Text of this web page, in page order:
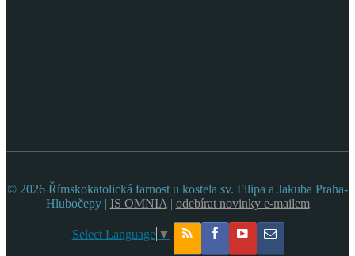
© 2026 Římskokatolická farnost u kostela sv. Filipa a Jakuba Praha-
Hlubočepy | IS OMNIA | odebírat novinky e-mailem
Select Language ▼